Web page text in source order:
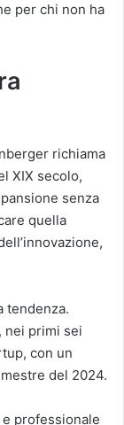
per chi non ha
richiama
XIX secolo,
senza
quella
tendenza.
nei primi sei
con un
del 2024.
e professionale